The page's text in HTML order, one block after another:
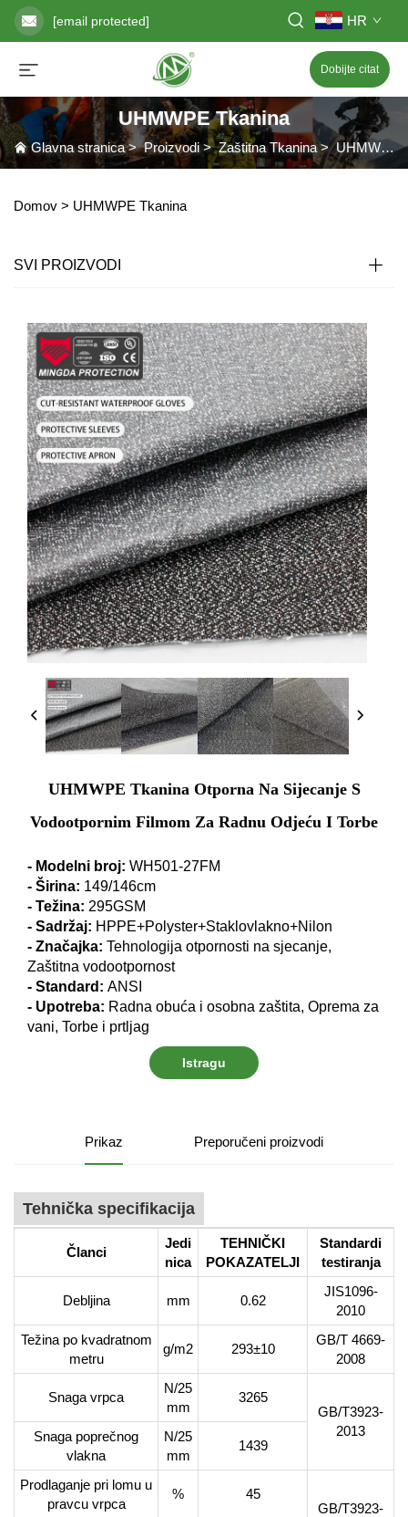
[email protected] HR
Dobijte citat
UHMWPE Tkanina
Glavna stranica>Proizvodi>Zaštitna Tkanina>UHMWPE Tkanina
Domov > UHMWPE Tkanina
SVI PROIZVODI
UHMWPE Tkanina Otporna Na Sijecanje S
Vodootpornim Filmom Za Radnu Odjeću I Torbe
- Modelni broj: WH501-27FM
- Širina: 149/146cm
- Težina: 295GSM
- Sadržaj: HPPE+Polyster+Staklovlakno+Nilon
- Značajka: Tehnologija otpornosti na sjecanje,
Zaštitna vodootpornost
- Standard: ANSI
- Upotreba: Radna obuća i osobna zaštita, Oprema za
vani, Torbe i prtljag
Istragu
Prikaz Preporučeni proizvodi
Tehnička specifikacija
Članci
Jedi
nica
TEHNIČKI
POKAZATELJI
Standardi
testiranja
Debljina mm 0.62
JIS1096-
2010
Težina po kvadratnom
metru
g/m2 293±10
GB/T 4669-
2008
Snaga vrpca
N/25
mm
3265
GB/T3923-
2013
Snaga poprečnog
vlakna
N/25
mm
1439
Prodlaganje pri lomu u
pravcu vrpca
%
45
GB/T3923-